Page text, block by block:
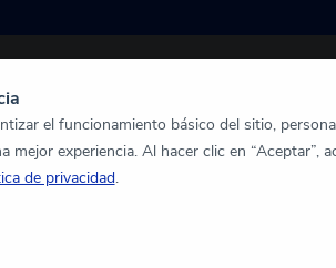
el funcionamiento básico del sitio,
experiencia. Al hacer clic en “Aceptar”,
de privacidad.